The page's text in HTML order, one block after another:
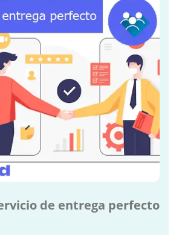
de entrega perfecto